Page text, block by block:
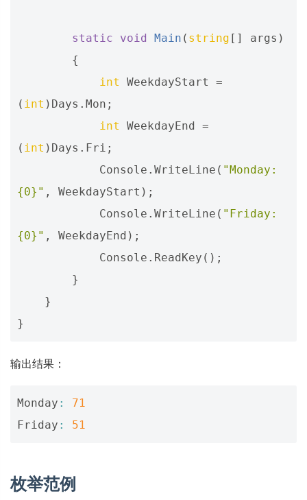
static void Main ( string [] args )
{
int
WeekdayStart
=
( int ) Days . Mon ;
int
WeekdayEnd =
( int ) Days . Fri ;
Console . WriteLine ( "Monday:
{0}" , WeekdayStart );
Console . WriteLine ( "Friday:
{0}" , WeekdayEnd );
Console . ReadKey ();
}
}
}
输出结果：
Monday :
71
Friday : 51
枚举范例